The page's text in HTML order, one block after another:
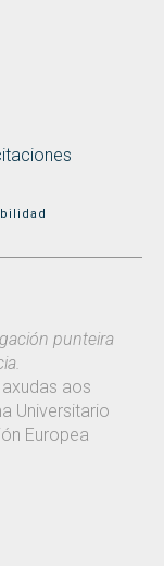
punteira
aos
Universitario
Europea